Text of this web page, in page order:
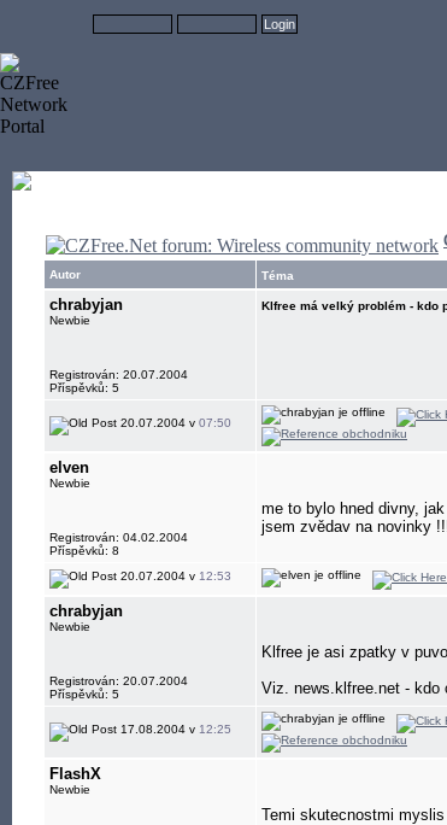
Autor Téma
chrabyjan
Newbie
Registrován: 20.07.2004
Příspěvků: 5
Klfree má velký problém - kdo
20.07.2004 v 07:50
elven
Newbie
Registrován: 04.02.2004
Příspěvků: 8
me to bylo hned divny,
jsem zvědav na novinky
20.07.2004 v 12:53
chrabyjan
Newbie
Registrován: 20.07.2004
Příspěvků: 5
Klfree je asi zpatky v
Viz. news.klfree.net - kdo
17.08.2004 v 12:25
FlashX
Newbie
Temi skutecnostmi